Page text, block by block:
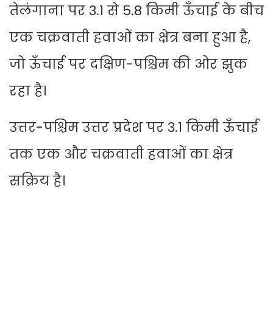
तेलंगाना पर 3.1 से 5.8 किमी ऊँचाई के बीच
एक चक्रवाती हवाओं का क्षेत्र बना हुआ है,
जो ऊँचाई पर दक्षिण-पश्चिम की ओर झुक
रहा है।
उत्तर-पश्चिम उत्तर प्रदेश पर 3.1 किमी ऊँचाई
तक एक और चक्रवाती हवाओं का क्षेत्र
सक्रिय है।